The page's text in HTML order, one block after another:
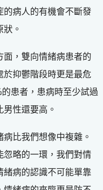
的病人的有機會不斷發
。
，雙向情緒病患者的
於抑鬱階段時更是最危
患者，患病時至少試過
性還要高。
比我們想像中複雜。
忽略的一環，我們對情
病的認識不可能單靠